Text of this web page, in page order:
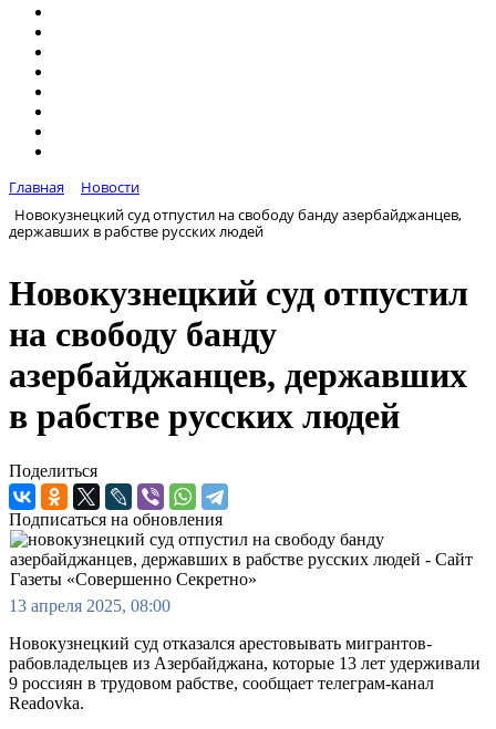
Главная
Новости
Новокузнецкий суд отпустил на свободу банду азербайджанцев,
державших в рабстве русских людей
Новокузнецкий суд отпустил
на свободу банду
азербайджанцев, державших
в рабстве русских людей
Поделиться
Подписаться на обновления
13 апреля 2025, 08:00
Новокузнецкий суд отказался арестовывать мигрантов-
рабовладельцев из Азербайджана, которые 13 лет удерживали
9 россиян в трудовом рабстве, сообщает телеграм-канал
Readovka.